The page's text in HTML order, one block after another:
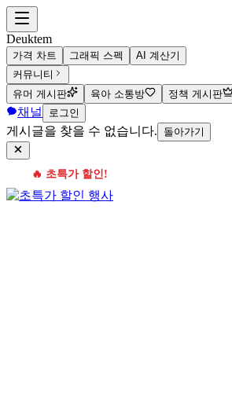
Deuktem
가격 차트 그래픽 스펙
AI 계산기
커뮤니티
유머 게시판
육아 소통방 정책 게시판
채널 로그인
게시글을 찾을 수 없습니다. 돌아가기
🔥 초특가 할인!